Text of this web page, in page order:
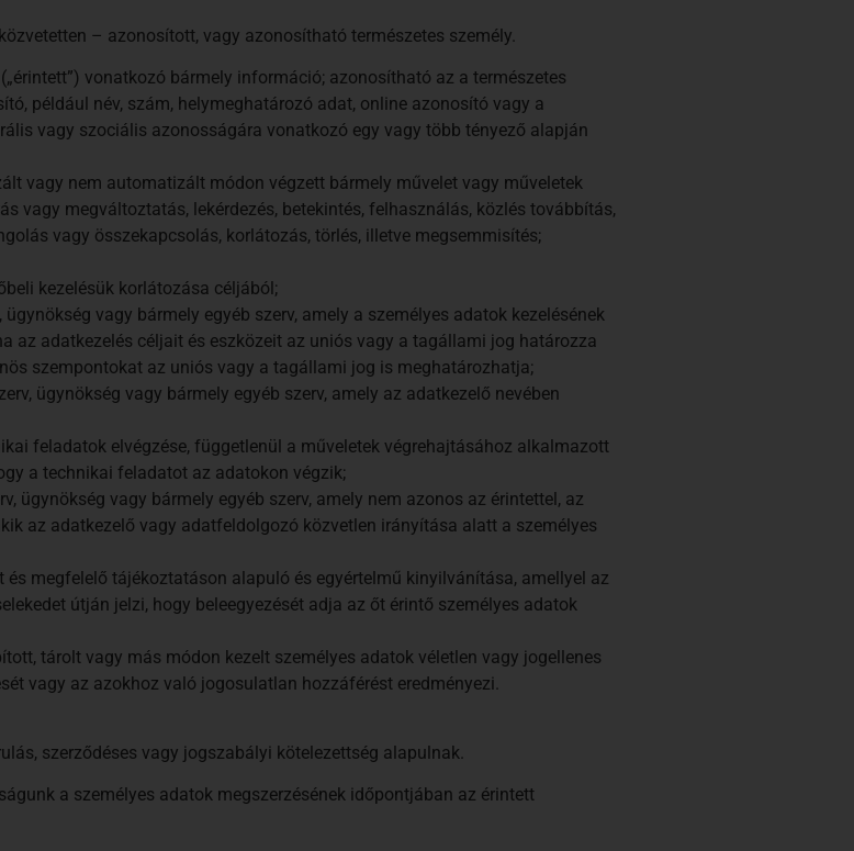
– azonosított, vagy azonosítható természetes személy.
vonatkozó bármely információ; azonosítható az a természetes
például név, szám, helymeghatározó adat, online azonosító vagy a
vagy szociális azonosságára vonatkozó egy vagy több tényező alapján
vagy nem automatizált módon végzett bármely művelet vagy műveletek
vagy megváltoztatás, lekérdezés, betekintés, felhasználás, közlés továbbítás,
vagy összekapcsolás, korlátozás, törlés, illetve megsemmisítés;
kezelésük korlátozása céljából;
vagy bármely egyéb szerv, amely a személyes adatok kezelésének
az adatkezelés céljait és eszközeit az uniós vagy a tagállami jog határozza
szempontokat az uniós vagy a tagállami jog is meghatározhatja;
ügynökség vagy bármely egyéb szerv, amely az adatkezelő nevében
feladatok elvégzése, függetlenül a műveletek végrehajtásához alkalmazott
a technikai feladatot az adatokon végzik;
ügynökség vagy bármely egyéb szerv, amely nem azonos az érintettel, az
az adatkezelő vagy adatfeldolgozó közvetlen irányítása alatt a személyes
és megfelelő tájékoztatáson alapuló és egyértelmű kinyilvánítása, amellyel az
útján jelzi, hogy beleegyezését adja az őt érintő személyes adatok
tárolt vagy más módon kezelt személyes adatok véletlen vagy jogellenes
vagy az azokhoz való jogosulatlan hozzáférést eredményezi.
szerződéses vagy jogszabályi kötelezettség alapulnak.
a személyes adatok megszerzésének időpontjában az érintett